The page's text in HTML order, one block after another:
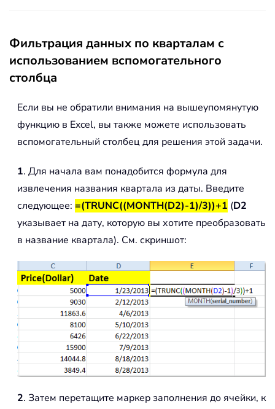
Фильтрация данных по кварталам с
использованием вспомогательного
столбца
Если вы не обратили внимания на вышеупомянутую
функцию в Excel, вы также можете использовать
вспомогательный столбец для решения этой задачи.
1. Для начала вам понадобится формула для
извлечения названия квартала из даты. Введите
следующее: =(TRUNC((MONTH(D2)-1)/3))+1 (D2
указывает на дату, которую вы хотите преобразовать
в название квартала). См. скриншот:
2. Затем перетащите маркер заполнения до ячейки, к